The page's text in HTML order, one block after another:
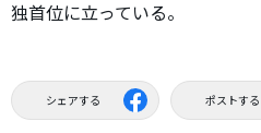
独首位に立っている。
シェアする ポストする